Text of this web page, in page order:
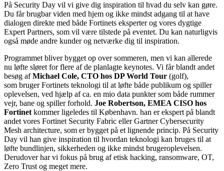
På Security Day vil vi give dig inspiration til hvad du selv kan gøre.
Du får brugbar viden med hjem og ikke mindst adgang til at have
dialogen direkte med både Fortinets eksperter og vores dygtige
Expert Partners, som vil være tilstede på eventet. Du kan naturligvis
også møde andre kunder og netværke dig til inspiration.
Programmet bliver bygget op over sommeren, men vi kan allerede
nu løfte sløret for flere af de planlagte keynotes. Vi får blandt andet
besøg afMichael Cole, CTO hos DP World Tour (golf),
som bruger Fortinets teknologi til at løfte både publikum og spiller
oplevelsen, ved hjælp af ca. en mio data punkter som både rummer
vejr, bane og spiller forhold. Joe Robertson, EMEA CISO hos
Fortinet kommer ligeledes til København. han er ekspert på blandt
andet vores Fortinet Security Fabric eller Gartner Cybersecurity
Mesh architecture, som er bygget på et lignende princip. På Security
Day vil han give inspiration til hvordan teknologi kan bruges til at
løfte bundlinjen, sikkerheden og ikke mindst brugeroplevelsen.
Derudover har vi fokus på brug af etisk hacking, ransomware, OT,
Zero Trust og meget mere.